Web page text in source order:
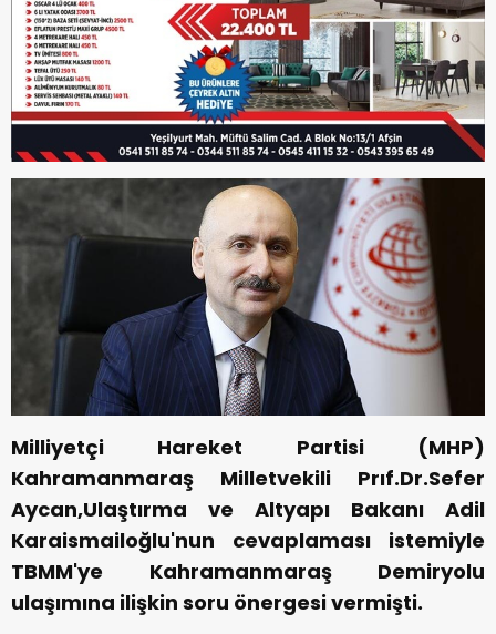
Milliyetçi Hareket Partisi (MHP)
Kahramanmaraş Milletvekili Prıf.Dr.Sefer
Aycan,Ulaştırma ve Altyapı Bakanı Adil
Karaismailoğlu'nun cevaplaması istemiyle
TBMM'ye Kahramanmaraş Demiryolu
ulaşımına ilişkin soru önergesi vermişti.